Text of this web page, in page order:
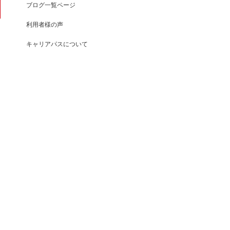
ブログ一覧ページ
利用者様の声
キャリアパスについて